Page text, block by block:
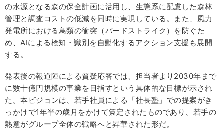
の水源となる森の保全計画に活用し、生態系に配慮した森林
管理と調査コストの低減を同時に実現している。また、風力
発電所における鳥類の衝突（バードストライク）を防ぐた
め、AIによる検知・識別を自動化するアクション支援も展開
する。
発表後の報道陣による質疑応答では、担当者より2030年まで
に数十億円規模の事業を目指すという具体的な目標が示され
た。本ビジョンは、若手社員による「社長塾」での提案がき
っかけで1年半の歳月をかけて策定されたものであり、若手の
熱意がグループ全体の戦略へと昇華された形だ。